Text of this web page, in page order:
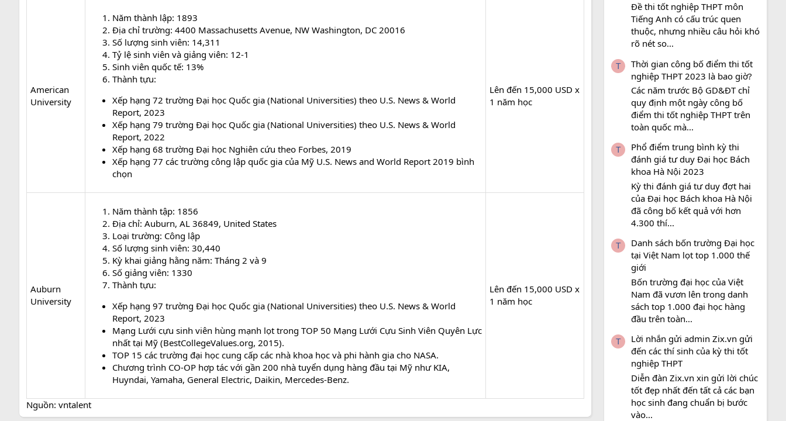
American
University
Năm thành lập: 1893
Địa chỉ trường: 4400 Massachusetts Avenue, NW Washington, DC 20016
Số lượng sinh viên: 14,311
Tỷ lệ sinh viên và giảng viên: 12-1
Sinh viên quốc tế: 13%
Thành tựu:
Xếp hạng 72 trường Đại học Quốc gia (National Universities) theo U.S. News & World
Report, 2023
Xếp hạng 79 trường Đại học Quốc gia (National Universities) theo U.S. News & World
Report, 2022
Xếp hạng 68 trường Đại học Nghiên cứu theo Forbes, 2019
Xếp hạng 77 các trường công lập quốc gia của Mỹ U.S. News and World Report 2019 bình
chọn
Lên đến 15,000 USD x
1 năm học
Auburn
University
Năm thành tập: 1856
Địa chỉ: Auburn, AL 36849, United States
Loại trường: Công lập
Số lượng sinh viên: 30,440
Kỳ khai giảng hằng năm: Tháng 2 và 9
Số giảng viên: 1330
Thành tựu:
Xếp hạng 97 trường Đại học Quốc gia (National Universities) theo U.S. News & World
Report, 2023
Mạng Lưới cựu sinh viên hùng mạnh lọt trong TOP 50 Mạng Lưới Cựu Sinh Viên Quyên Lực
nhất tại Mỹ (BestCollegeValues.org, 2015).
TOP 15 các trường đại học cung cấp các nhà khoa học và phi hành gia cho NASA.
Chương trình CO-OP hợp tác với gần 200 nhà tuyển dụng hàng đầu tại Mỹ như KIA,
Huyndai, Yamaha, General Electric, Daikin, Mercedes-Benz.
Lên đến 15,000 USD x
1 năm học
Nguồn: vntalent
Đề thi tốt nghiệp THPT môn
Tiếng Anh có cấu trúc quen
thuộc, nhưng nhiều câu hỏi khó
rõ nét so...
T
Thời gian công bố điểm thi tốt
nghiệp THPT 2023 là bao giờ?
Các năm trước Bộ GD&ĐT chỉ
quy định một ngày công bố
điểm thi tốt nghiệp THPT trên
toàn quốc mà...
T
Phổ điểm trung bình kỳ thi
đánh giá tư duy Đại học Bách
khoa Hà Nội 2023
Kỳ thi đánh giá tư duy đợt hai
của Đại học Bách khoa Hà Nội
đã công bố kết quả với hơn
4.300 thí...
T
Danh sách bốn trường Đại học
tại Việt Nam lọt top 1.000 thế
giới
Bốn trường đại học của Việt
Nam đã vươn lên trong danh
sách top 1.000 đại học hàng
đầu trên toàn...
T
Lời nhắn gửi admin Zix.vn gửi
đến các thí sinh của kỳ thi tốt
nghiệp THPT
Diễn đàn Zix.vn xin gửi lời chúc
tốt đẹp nhất đến tất cả các bạn
học sinh đang chuẩn bị bước
vào...